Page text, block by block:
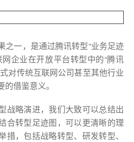
之一，是通过腾讯转型“业务足迹
企业在开放平台转型中的“腾讯
对传统互联网公司甚至其他行业
借鉴意义。
战略演进，我们大致可以总结出
合转型足迹图，可以更清晰的理
措，包括战略转型、研发转型、